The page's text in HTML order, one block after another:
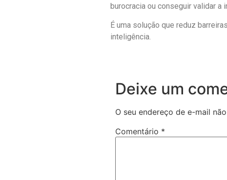
burocracia ou conseguir validar a
É uma solução que reduz
inteligência.
Deixe um
O seu endereço de e-mail
Comentário *